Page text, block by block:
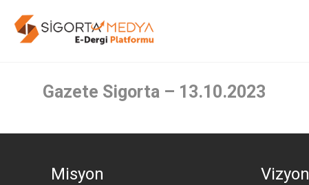
Gazete Sigorta – 13.10.2023
Misyon Vizyon